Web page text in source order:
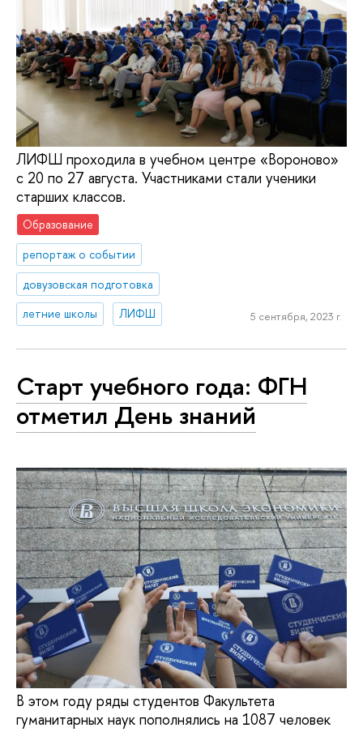
ЛИФШ проходила в учебном центре «Вороново»
с 20 по 27 августа. Участниками стали ученики
старших классов.
Образование
репортаж о событии
довузовская подготовка
летние школы
ЛИФШ 5 сентября, 2023 г.
Старт учебного года: ФГН
отметил День знаний
В этом году ряды студентов Факультета
гуманитарных наук пополнялись на 1087 человек